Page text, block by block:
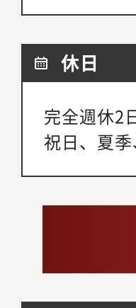
休日
完全週休2
祝日、夏